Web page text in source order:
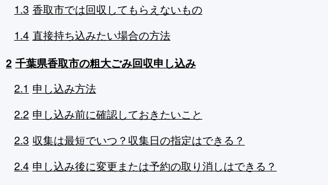
1.3 香取市では回収してもらえないもの
1.4 直接持ち込みたい場合の方法
2 千葉県香取市の粗大ごみ回収申し込み
2.1 申し込み方法
2.2 申し込み前に確認しておきたいこと
2.3 収集は最短でいつ？収集日の指定はできる？
2.4 申し込み後に変更または予約の取り消しはできる？